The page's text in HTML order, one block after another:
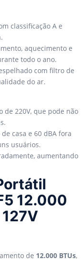
classificação A e
aquecimento e
todo o ano.
com filtro de
do ar.
de 220V, que pode não
casa e 60 dBA fora
usuários.
aumentando
12.000
de 12.000 BTUs,